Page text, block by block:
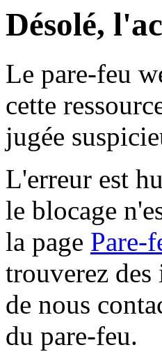
Désolé,
Le pare-feu
cette
jugée
L'erreur est
le blocage
la page Pare-
trouverez
de nous
du pare-feu.